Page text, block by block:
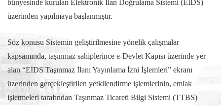
bünyesinde kurulan Elektronik İlan Doğrulama Sistemi (EİDS)
üzerinden yapılmaya başlanmıştır.
Söz konusu Sistemin geliştirilmesine yönelik çalışmalar
kapsamında, taşınmaz sahiplerince e-Devlet Kapısı üzerinde yer
alan “EİDS Taşınmaz İlanı Yayınlama İzni İşlemleri” ekranı
üzerinden gerçekleştirilen yetkilendirme işlemlerinin, emlak
işletmeleri tarafından Taşınmaz Ticareti Bilgi Sistemi (TTBS)